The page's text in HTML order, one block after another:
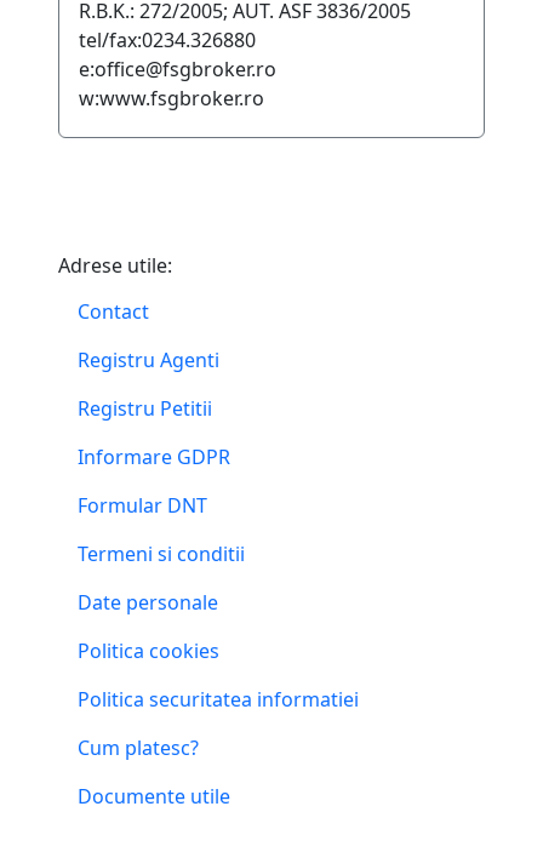
R.B.K.: 272/2005; AUT. ASF 3836/2005
tel/fax:0234.326880
e:office@fsgbroker.ro
w:www.fsgbroker.ro
Adrese utile:
Contact
Registru Agenti
Registru Petitii
Informare GDPR
Formular DNT
Termeni si conditii
Date personale
Politica cookies
Politica securitatea informatiei
Cum platesc?
Documente utile